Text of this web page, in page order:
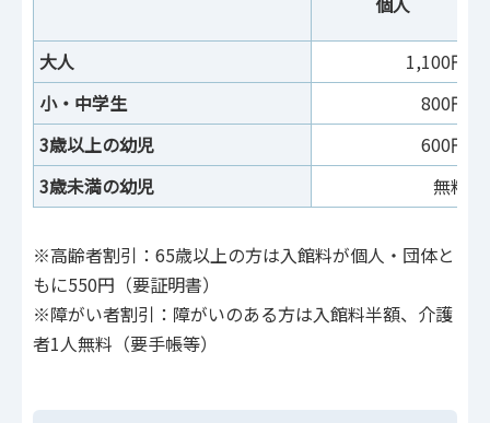
大人
1,100円
小・中学生
800円
3歳以上の幼児
600円
3歳未満の幼児
無料
※高齢者割引：65歳以上の方は入館料が個人・団体と
もに550円（要証明書）
※障がい者割引：障がいのある方は入館料半額、介護
者1人無料（要手帳等）